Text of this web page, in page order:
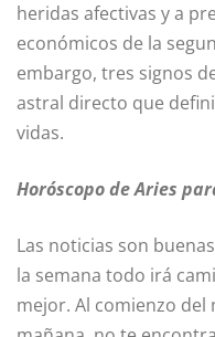
heridas afectivas y a
económicos de la
embargo, tres signos
astral directo que
vidas.
Horóscopo de Aries
Las noticias son
la semana todo irá
mejor. Al comienzo del